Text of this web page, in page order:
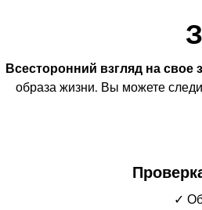
Всесторонний взгляд на свое
образа жизни. Вы можете
✓